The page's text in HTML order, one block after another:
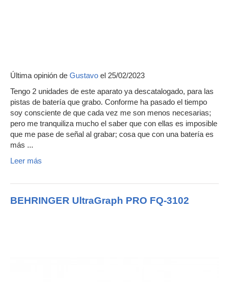
Última opinión de Gustavo el 25/02/2023
Tengo 2 unidades de este aparato ya descatalogado, para las
pistas de batería que grabo. Conforme ha pasado el tiempo
soy consciente de que cada vez me son menos necesarias;
pero me tranquiliza mucho el saber que con ellas es imposible
que me pase de señal al grabar; cosa que con una batería es
más ...
Leer más
BEHRINGER UltraGraph PRO FQ-3102